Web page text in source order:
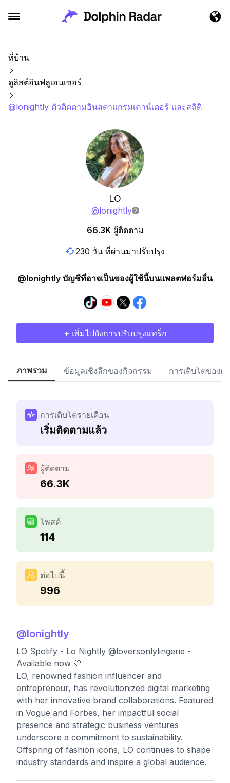
ที่บ้าน
ดูลิสต์อินฟลูเอนเซอร์
@lonightly ตัวติดตามอินสตาแกรมเคาน์เตอร์ และสถิติ
LO
@lonightly
66.3K ผู้ติดตาม
230 วัน ที่ผ่านมาปรับปรุง
@lonightly บัญชีที่อาจเป็นของผู้ใช้นี้บนแพลตฟอร์มอื่น
+ เพิ่มไปยังการปรับปรุงแทร็ก
ภาพรวม ข้อมูลเชิงลึกของกิจกรรม การเติบโตของผู้
การเติบโตรายเดือน
เริ่มติดตามแล้ว
ผู้ติดตาม
66.3K
โพสต์
114
ต่อไปนี้
996
@lonightly
LO Spotify - Lo Nightly @loversonlylingerie -
Available now 🤍
LO, renowned fashion influencer and
entrepreneur, has revolutionized digital marketing
with her innovative brand collaborations. Featured
in Vogue and Forbes, her impactful social
presence and strategic business ventures
underscore a commitment to sustainability.
Offspring of fashion icons, LO continues to shape
industry standards and inspire a global audience.